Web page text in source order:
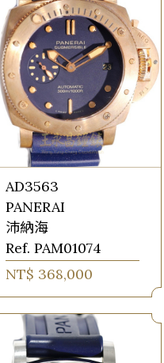
AD3563
PANERAI
沛納海
Ref. PAM01074
NT$ 368,000